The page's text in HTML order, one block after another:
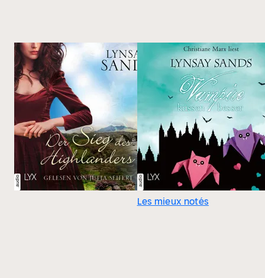
Les mieux notés